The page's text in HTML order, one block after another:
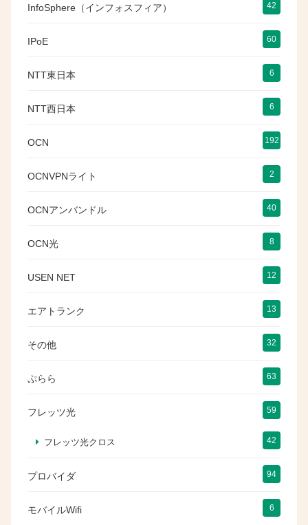
InfoSphere（インフォスフィア） 42
IPoE 60
NTT東日本 6
NTT西日本 6
OCN 192
OCNVPNライト 2
OCNアンバンドル 40
OCN光 8
USEN NET 12
エアトランク 13
その他 32
ぷらら 63
フレッツ光 59
フレッツ光クロス 42
プロバイダ 94
モバイルWifi 6